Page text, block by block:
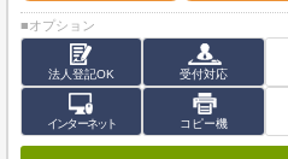
■オプション
法人登記OK 受付対応
インターネット コピー機